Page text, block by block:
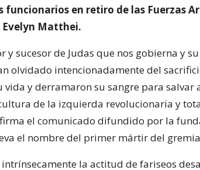
funcionarios en retiro de las Fuerzas
Matthei.
y sucesor de Judas que nos gobierna y
olvidado intencionadamente del
vida y derramaron su sangre para salvar
de la izquierda revolucionaria y
el comunicado difundido por la
el nombre del primer mártir del
intrínsecamente la actitud de fariseos